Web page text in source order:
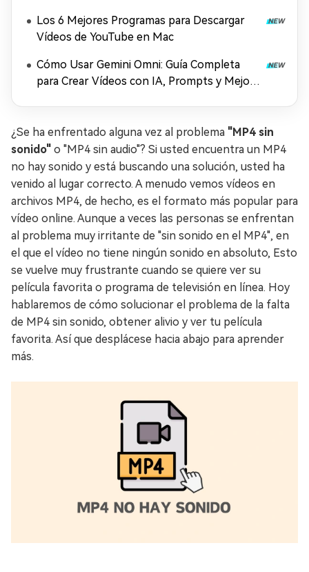
Los 6 Mejores Programas para Descargar
Vídeos de YouTube en Mac
Cómo Usar Gemini Omni: Guía Completa
para Crear Vídeos con IA, Prompts y Mejora
¿Se ha enfrentado alguna vez al problema "MP4 sin
sonido" o "MP4 sin audio"? Si usted encuentra un MP4
no hay sonido y está buscando una solución, usted ha
venido al lugar correcto. A menudo vemos vídeos en
archivos MP4, de hecho, es el formato más popular para
vídeo online. Aunque a veces las personas se enfrentan
al problema muy irritante de "sin sonido en el MP4", en
el que el vídeo no tiene ningún sonido en absoluto, Esto
se vuelve muy frustrante cuando se quiere ver su
película favorita o programa de televisión en línea. Hoy
hablaremos de cómo solucionar el problema de la falta
de MP4 sin sonido, obtener alivio y ver tu película
favorita. Así que desplácese hacia abajo para aprender
más.